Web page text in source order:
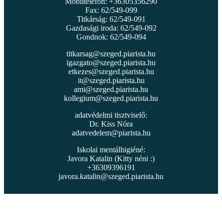
Fax: 62/549-099
Titkárság: 62/549-091
Gazdasági iroda: 62/549-092
Gondnok: 62/549-094
titkarsag@szeged.piarista.hu
igazgato@szeged.piarista.hu
etkezes@szeged.piarista.hu
it@szeged.piarista.hu
ami@szeged.piarista.hu
kollegium@szeged.piarista.hu
adatvédelmi tisztviselő:
Dr. Kiss Nóra
adatvedelem@piarista.hu
Iskolai mentálhigiéné:
Javora Katalin (Kitty néni :)
+36309396191
javora.katalin@szeged.piarista.hu